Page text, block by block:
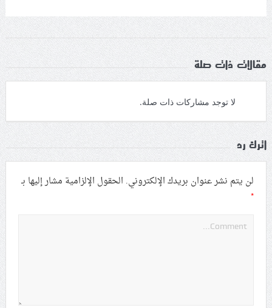
مقالات ذات صلة
لا توجد مشاركات ذات صلة.
اترك رد
لن يتم نشر عنوان بريدك الإلكتروني. الحقول الإلزامية مشار إليها بـ
*